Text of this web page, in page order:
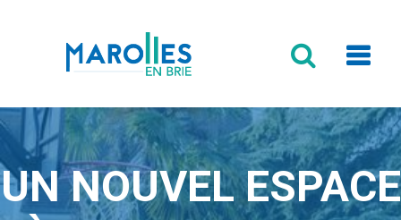
Formulaire
UN NOUVEL ESPACE